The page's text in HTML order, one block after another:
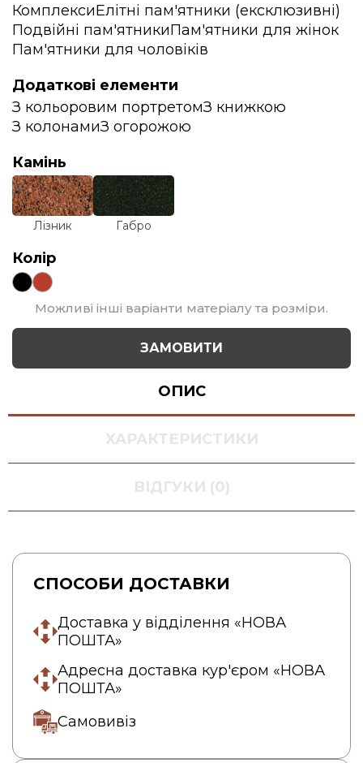
КомплексиЕлітні пам'ятники (ексклюзивні)
Подвійні пам'ятникиПам'ятники для жінок
Пам'ятники для чоловіків
Додаткові елементи
З кольоровим портретомЗ книжкою
З колонамиЗ огорожою
Камінь
Лізник Габро
Колір
Можливі інші варіанти матеріалу та розміри.
ЗАМОВИТИ
ОПИС
ХАРАКТЕРИСТИКИ
ВІДГУКИ (0)
СПОСОБИ ДОСТАВКИ
Доставка у відділення «НОВА
ПОШТА»
Адресна доставка кур'єром «НОВА
ПОШТА»
Самовивіз